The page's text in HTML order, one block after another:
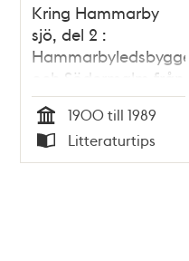
Kring Hammarby
sjö, del 2 :
Hammarbyledsbygget
och Södermalm från
Skanstull till
Danvikstull / Hans
Björkman
Tid
1900 till 1989
Typ
Litteraturtips